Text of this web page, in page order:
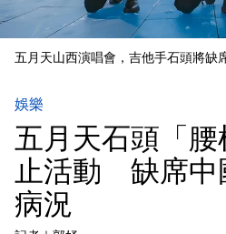
五月天山西演唱會，吉他手石頭將缺
娛樂
五月天石頭「
止活動 缺席中
病況